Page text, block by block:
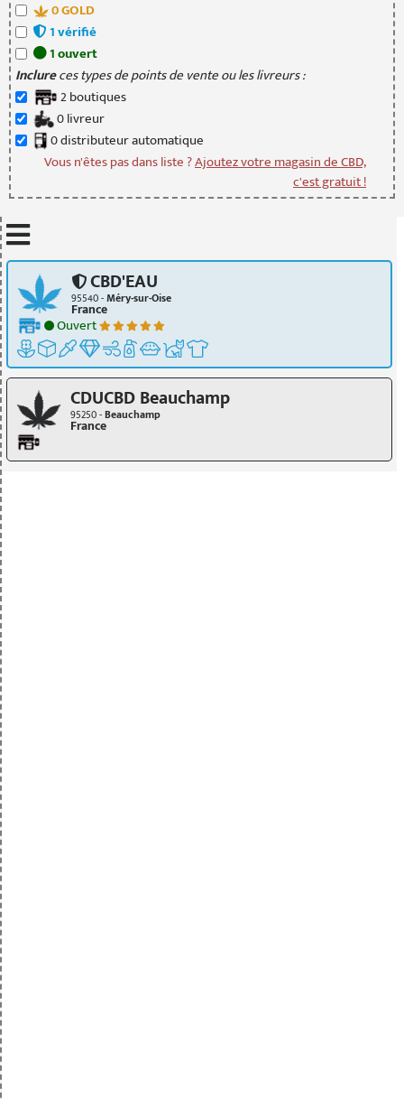
0GOLD
1vérifié
1ouvert
Inclureces types de points de vente ou les livreurs :
2boutiques
0livreur
0distributeurautomatique
Vous n'êtes pas dans liste ?Ajoutez votre magasin de CBD,
c'est gratuit !
CBD'EAU
95540 -Méry-sur-Oise
France
Ouvert
CDUCBD Beauchamp
95250 -Beauchamp
France